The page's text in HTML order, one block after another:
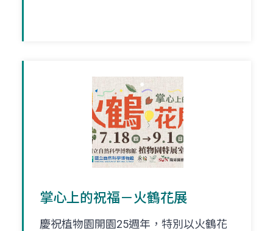
掌心上的祝福－火鶴花展
慶祝植物園開園25週年，特別以火鶴花